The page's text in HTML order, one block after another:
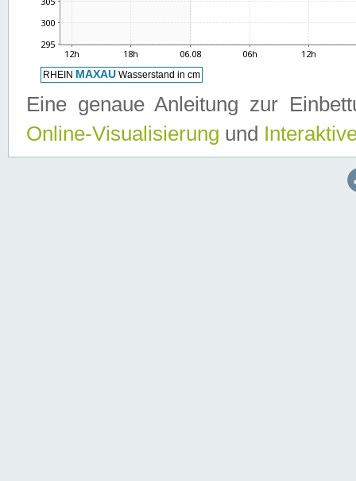
Eine genaue Anleitung zur
Online-Visualisierung und